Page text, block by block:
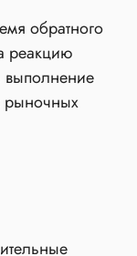
обратного
реакцию
выполнение
рыночных